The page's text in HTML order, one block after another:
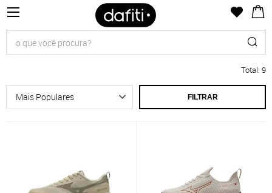
Total: 9
FILTRAR